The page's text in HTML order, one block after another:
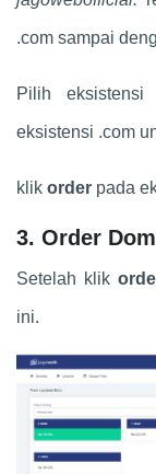
.com sampai
Pilih
eksistensi .com
klik order pada
3. Order
Setelah klik
ini.